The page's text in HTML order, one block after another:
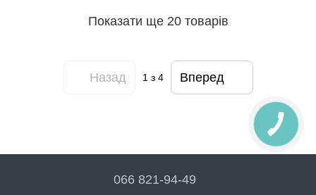
Показати ще 20 товарів
Назад 1з 4 Вперед
066 821-94-49